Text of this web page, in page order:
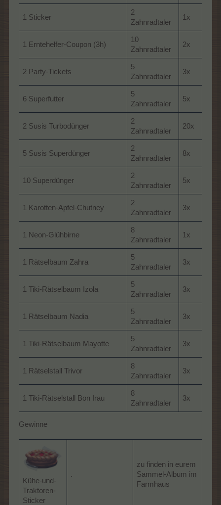
1 Sticker
2
Zahnradtaler
1x
1 Erntehelfer-Coupon (3h)
10
Zahnradtaler
2x
2 Party-Tickets
5
Zahnradtaler
3x
6 Superfutter
5
Zahnradtaler
5x
2 Susis Turbodünger
2
Zahnradtaler
20x
5 Susis Superdünger
2
Zahnradtaler
8x
10 Superdünger
2
Zahnradtaler
5x
1 Karotten-Apfel-Chutney
2
Zahnradtaler
3x
1 Neon-Glühbirne
8
Zahnradtaler
1x
1 Rätselbaum Zahra
5
Zahnradtaler
3x
1 Tiki-Rätselbaum Izola
5
Zahnradtaler
3x
1 Rätselbaum Nadia
5
Zahnradtaler
3x
1 Tiki-Rätselbaum Mayotte
5
Zahnradtaler
3x
1 Rätselstall Trivor
8
Zahnradtaler
3x
1 Tiki-Rätselstall Bon Irau
8
Zahnradtaler
3x
Gewinne
Kühe-und-
Traktoren-
Sticker
.
zu finden in eurem
Sammel-Album im
Farmhaus